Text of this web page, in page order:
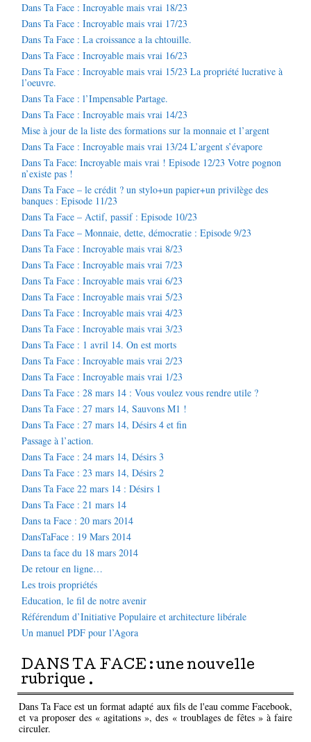
Dans Ta Face : Incroyable mais vrai 18/23
Dans Ta Face : Incroyable mais vrai 17/23
Dans Ta Face : La croissance a la chtouille.
Dans Ta Face : Incroyable mais vrai 16/23
Dans Ta Face : Incroyable mais vrai 15/23 La propriété lucrative à
l’oeuvre.
Dans Ta Face : l’Impensable Partage.
Dans Ta Face : Incroyable mais vrai 14/23
Mise à jour de la liste des formations sur la monnaie et l’argent
Dans Ta Face : Incroyable mais vrai 13/24 L’argent s’évapore
Dans Ta Face: Incroyable mais vrai ! Episode 12/23 Votre pognon
n’existe pas !
Dans Ta Face – le crédit ? un stylo+un papier+un privilège des
banques : Episode 11/23
Dans Ta Face – Actif, passif : Episode 10/23
Dans Ta Face – Monnaie, dette, démocratie : Episode 9/23
Dans Ta Face : Incroyable mais vrai 8/23
Dans Ta Face : Incroyable mais vrai 7/23
Dans Ta Face : Incroyable mais vrai 6/23
Dans Ta Face : Incroyable mais vrai 5/23
Dans Ta Face : Incroyable mais vrai 4/23
Dans Ta Face : Incroyable mais vrai 3/23
Dans Ta Face : 1 avril 14. On est morts
Dans Ta Face : Incroyable mais vrai 2/23
Dans Ta Face : Incroyable mais vrai 1/23
Dans Ta Face : 28 mars 14 : Vous voulez vous rendre utile ?
Dans Ta Face : 27 mars 14, Sauvons M1 !
Dans Ta Face : 27 mars 14, Désirs 4 et fin
Passage à l’action.
Dans Ta Face : 24 mars 14, Désirs 3
Dans Ta Face : 23 mars 14, Désirs 2
Dans Ta Face 22 mars 14 : Désirs 1
Dans Ta Face : 21 mars 14
Dans ta Face : 20 mars 2014
DansTaFace : 19 Mars 2014
Dans ta face du 18 mars 2014
De retour en ligne…
Les trois propriétés
Education, le fil de notre avenir
Référendum d’Initiative Populaire et architecture libérale
Un manuel PDF pour l’Agora
DANS TA FACE : une nouvelle
rubrique .
Dans Ta Face est un format adapté aux fils de l'eau comme Facebook,
et va proposer des « agitations », des « troublages de fêtes » à faire
circuler.